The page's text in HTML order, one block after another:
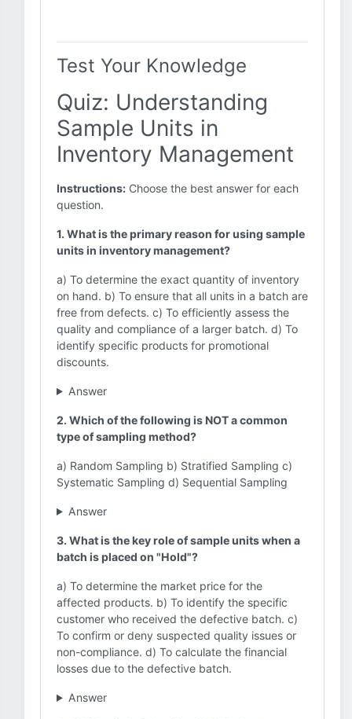
Test Your Knowledge
Quiz: Understanding
Sample Units in
Inventory Management
Instructions: Choose the best answer for each
question.
1. What is the primary reason for using sample
units in inventory management?
a) To determine the exact quantity of inventory
on hand. b) To ensure that all units in a batch are
free from defects. c) To efficiently assess the
quality and compliance of a larger batch. d) To
identify specific products for promotional
discounts.
Answer
2. Which of the following is NOT a common
type of sampling method?
a) Random Sampling b) Stratified Sampling c)
Systematic Sampling d) Sequential Sampling
Answer
3. What is the key role of sample units when a
batch is placed on "Hold"?
a) To determine the market price for the
affected products. b) To identify the specific
customer who received the defective batch. c)
To confirm or deny suspected quality issues or
non-compliance. d) To calculate the financial
losses due to the defective batch.
Answer